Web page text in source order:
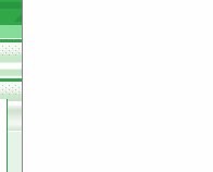
Скачать